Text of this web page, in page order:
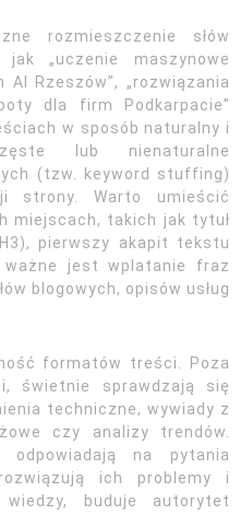
rozmieszczenie słów
„uczenie maszynowe
AI Rzeszów”, „rozwiązania
dla firm Podkarpacie”
w sposób naturalny i
lub nienaturalne
(tzw. keyword stuffing)
strony. Warto umieścić
miejscach, takich jak tytuł
pierwszy akapit tekstu
jest wplatanie fraz
blogowych, opisów usług
formatów treści. Poza
świetnie sprawdzają się
techniczne, wywiady z
czy analizy trendów.
na pytania
ich problemy i
buduje autorytet